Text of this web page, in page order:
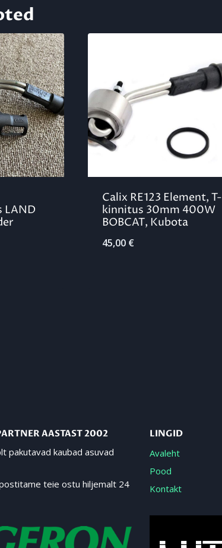
LAND
Calix RE123 Element, T-
kinnitus 30mm 400W
BOBCAT, Kubota
45,00 €
AASTAST 2002
pakutavad kaubad asuvad
teie ostu hiljemalt 24
LINGID
Avaleht
Pood
Kontakt